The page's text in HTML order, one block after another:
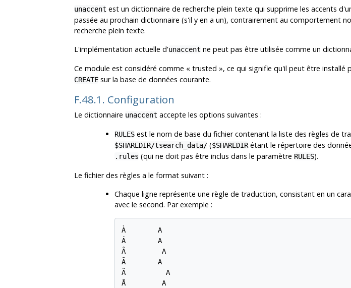
unaccent est un dictionnaire de recherche plein texte qui supprime les accents
passée au prochain dictionnaire (s'il y en a un), contrairement au comportement
recherche plein texte.
L'implémentation actuelle d'unaccent ne peut pas être utilisée comme un
Ce module est considéré comme « trusted », ce qui signifie qu'il peut être installé
CREATE sur la base de données courante.
F.48.1. Configuration
Le dictionnaire unaccent accepte les options suivantes :
RULES est le nom de base du fichier contenant la liste des règles de
$SHAREDIR/tsearch_data/ ($SHAREDIRétant le répertoire des
.rules (qui ne doit pas être inclus dans le paramètre RULES).
Le fichier des règles a le format suivant :
Chaque ligne représente une règle de traduction, consistant en un
avec le second. Par exemple :
À        A
Á        A
Â         A
Ã        A
Ä          A
Å         A